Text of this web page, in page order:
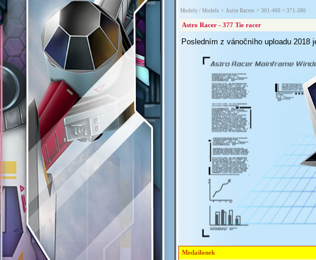
Modely / Models > Astro Racers > 301-400 > 371-380
Astro Racer - 377 Tie racer
Posledním z vánočního uploadu 2018
Medailonek